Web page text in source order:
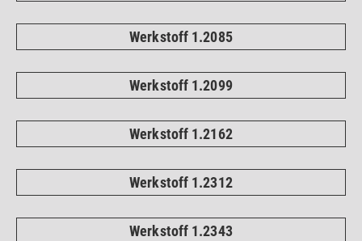
Werkstoff 1.2085
Werkstoff 1.2099
Werkstoff 1.2162
Werkstoff 1.2312
Werkstoff 1.2343